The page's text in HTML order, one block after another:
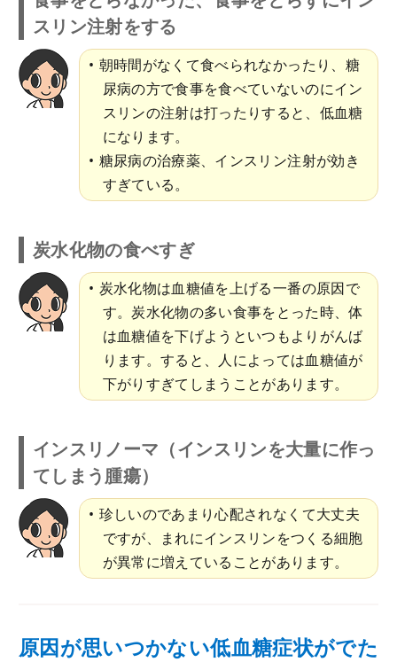
スリン注射をする
朝時間がなくて食べられなかったり、糖
尿病の方で食事を食べていないのにイン
スリンの注射は打ったりすると、低血糖
になります。
糖尿病の治療薬、インスリン注射が効き
すぎている。
炭水化物の食べすぎ
炭水化物は血糖値を上げる一番の原因で
す。炭水化物の多い食事をとった時、体
は血糖値を下げようといつもよりがんば
ります。すると、人によっては血糖値が
下がりすぎてしまうことがあります。
インスリノーマ（インスリンを大量に作っ
てしまう腫瘍）
珍しいのであまり心配されなくて大丈夫
ですが、まれにインスリンをつくる細胞
が異常に増えていることがあります。
原因が思いつかない低血糖症状がでた